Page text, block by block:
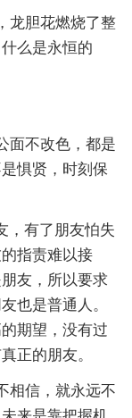
胆花燃烧了整
么是永恒的
不改色，都是
惧贤，时刻保
有了朋友怕失
指责难以接
友，所以要求
也是普通人。
期望，没有过
正的朋友。
信，就永远不